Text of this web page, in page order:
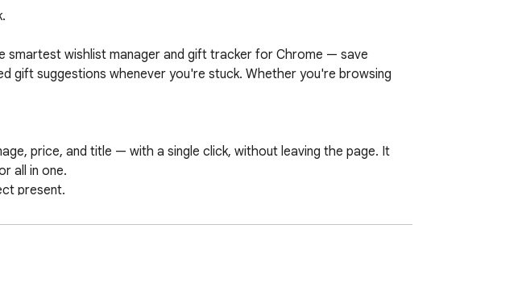
smartest wishlist manager and gift tracker for Chrome — save
gift suggestions whenever you're stuck. Whether you're browsing
price, and title — with a single click, without leaving the page. It
all in one.
present.
tabs